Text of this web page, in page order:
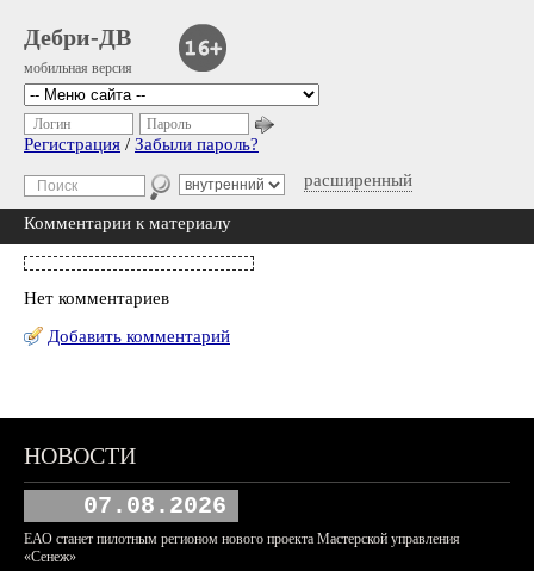
Дебри-ДВ
мобильная версия
расширенный
Логин Пароль
Регистрация / Забыли пароль?
Комментарии к материалу
Нет комментариев
Добавить комментарий
НОВОСТИ
07.08.2026
ЕАО станет пилотным регионом нового проекта Мастерской управления
«Сенеж»